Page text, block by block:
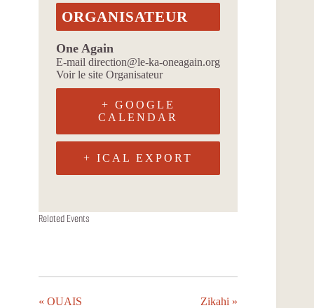
ORGANISATEUR
One Again
E-mail direction@le-ka-oneagain.org
Voir le site Organisateur
+ GOOGLE
CALENDAR
+ ICAL EXPORT
Related Events
11 août à 19h00
ALIZARINA
FACON JUTU
« OUAIS Zikahi »